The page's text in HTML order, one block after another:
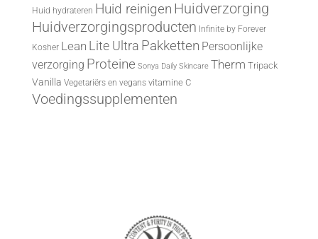
Huid hydrateren Huid reinigen Huidverzorging
Huidverzorgingsproducten Infinite by Forever
Kosher Lean Lite Ultra Pakketten Persoonlijke
verzorging Proteine Sonya Daily Skincare Therm Tripack
Vanilla Vegetariërs en vegans vitamine C
Voedingssupplementen